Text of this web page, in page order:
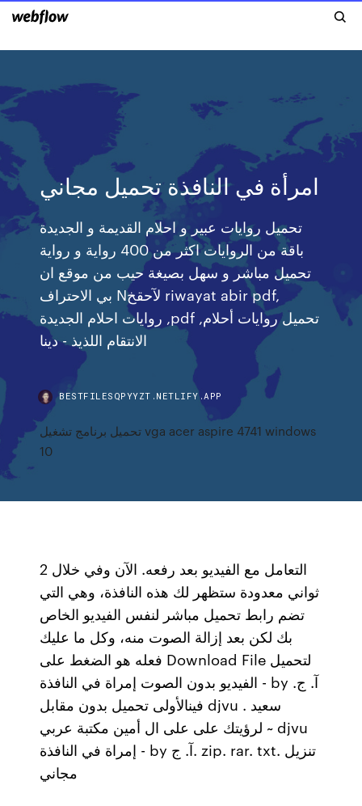
امرأة في النافذة تحميل مجاني
تحميل روايات عبير و احلام القديمة و الجديدة
باقة من الروايات اكثر من 400 رواية و رواية
تحميل مباشر و سهل بصيغة حيب من موقع ان
بي الاحتراف Nلآحقخ riwayat abir pdf,
روايات احلام الجديدة ,pdf تحميل روايات أحلام,
الانتقام اللذيذ - دينا
BESTFILESQPYYZT.NETLIFY.APP
تحميل برنامج تشغيل vga acer aspire 4741 windows
10
2 التعامل مع الفيديو بعد رفعه. الآن وفي خلال
ثواني معدودة ستظهر لك هذه النافذة، وهي التي
تضم رابط تحميل مباشر لنفس الفيديو الخاص
بك لكن بعد إزالة الصوت منه، وكل ما عليك
فعله هو الضغط على Download File لتحميل
الفيديو بدون الصوت إمراة في النافذة - by آ. ج.
فينالأولى تحميل بدون مقابل djvu . سعيد
لرؤيتك على على ال أمين مكتبة عربي ~ djvu
إمراة في النافذة - by آ. ج. zip. rar. txt. تنزيل